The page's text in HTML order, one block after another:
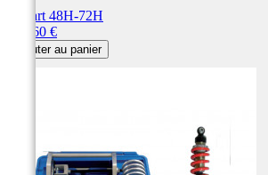
Départ 48H-72H
177,60 €
Ajouter au panier